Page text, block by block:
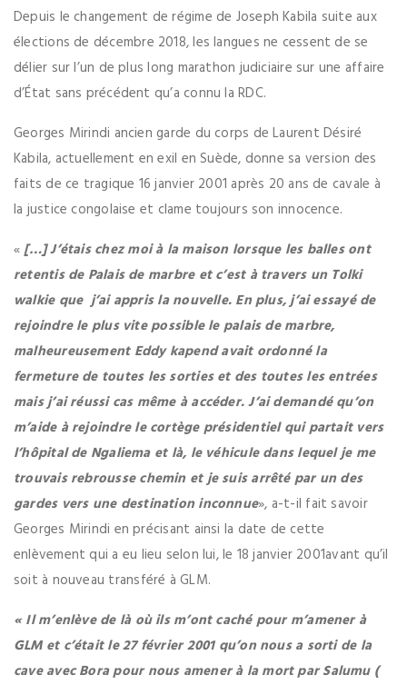
Depuis le changement de régime de Joseph Kabila suite aux
élections de décembre 2018, les langues ne cessent de se
délier sur l’un de plus long marathon judiciaire sur une affaire
d’État sans précédent qu’a connu la RDC.
Georges Mirindi ancien garde du corps de Laurent Désiré
Kabila, actuellement en exil en Suède, donne sa version des
faits de ce tragique 16 janvier 2001 après 20 ans de cavale à
la justice congolaise et clame toujours son innocence.
«[…] J’étais chez moi à la maison lorsque les balles ont
retentis de Palais de marbre et c’est à travers un Tolki
walkie que j’ai appris la nouvelle. En plus, j’ai essayé de
rejoindre le plus vite possible le palais de marbre,
malheureusement Eddy kapend avait ordonné la
fermeture de toutes les sorties et des toutes les entrées
mais j’ai réussi cas même à accéder. J’ai demandé qu’on
m’aide à rejoindre le cortège présidentiel qui partait vers
l’hôpital de Ngaliema et là, le véhicule dans lequel je me
trouvais rebrousse chemin et je suis arrêté par un des
gardes vers une destination inconnue», a-t-il fait savoir
Georges Mirindi en précisant ainsi la date de cette
enlèvement qui a eu lieu selon lui, le 18 janvier 2001avant qu’il
soit à nouveau transféré à GLM.
« Il m’enlève de là où ils m’ont caché pour m’amener à
GLM et c’était le 27 février 2001 qu’on nous a sorti de la
cave avec Bora pour nous amener à la mort par Salumu (